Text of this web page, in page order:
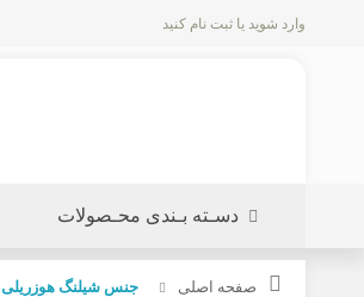
وارد شوید یا ثبت نام کنید
دسـته بـندی محـصولات
صفحه اصلی جنس شیلنگ هوزریلی